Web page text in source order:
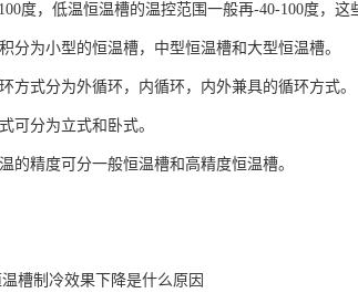
度，低温恒温槽的温控范围一般再-40-100度，
分为小型的恒温槽，中型恒温槽和大型恒温槽。
方式分为外循环，内循环，内外兼具的循环方式。
可分为立式和卧式。
的精度可分一般恒温槽和高精度恒温槽。
槽制冷效果下降是什么原因